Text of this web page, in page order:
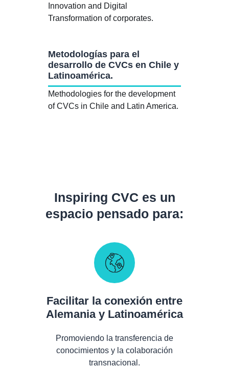
Innovation and Digital
Transformation of corporates.
Metodologías para el
desarrollo de CVCs en Chile y
Latinoamérica.
Methodologies for the development
of CVCs in Chile and Latin America.
Inspiring CVC es un
espacio pensado para:
Facilitar la conexión entre
Alemania y Latinoamérica
Promoviendo la transferencia de
conocimientos y la colaboración
transnacional.